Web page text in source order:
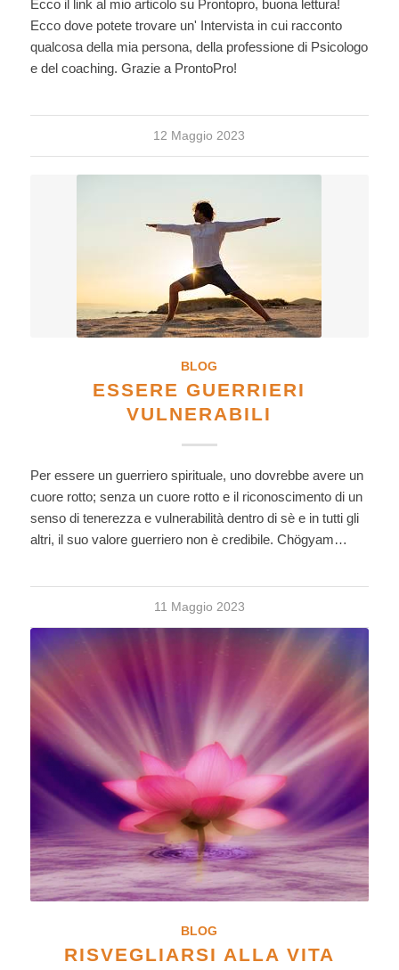
Ecco il link al mio articolo su Prontopro, buona lettura!
Ecco dove potete trovare un' Intervista in cui racconto
qualcosa della mia persona, della professione di Psicologo
e del coaching. Grazie a ProntoPro!
12 Maggio 2023
BLOG
ESSERE GUERRIERI
VULNERABILI
Per essere un guerriero spirituale, uno dovrebbe avere un
cuore rotto; senza un cuore rotto e il riconoscimento di un
senso di tenerezza e vulnerabilità dentro di sè e in tutti gli
altri, il suo valore guerriero non è credibile. Chögyam…
11 Maggio 2023
BLOG
RISVEGLIARSI ALLA VITA